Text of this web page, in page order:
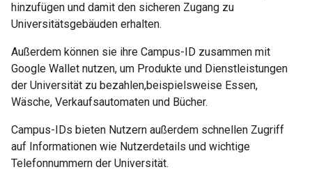
hinzufügen und damit den sicheren Zugang zu
Universitätsgebäuden erhalten.
Außerdem können sie ihre Campus-ID zusammen mit
Google Wallet nutzen, um Produkte und Dienstleistungen
der Universität zu bezahlen,beispielsweise Essen,
Wäsche, Verkaufsautomaten und Bücher.
Campus-IDs bieten Nutzern außerdem schnellen Zugriff
auf Informationen wie Nutzerdetails und wichtige
Telefonnummern der Universität.